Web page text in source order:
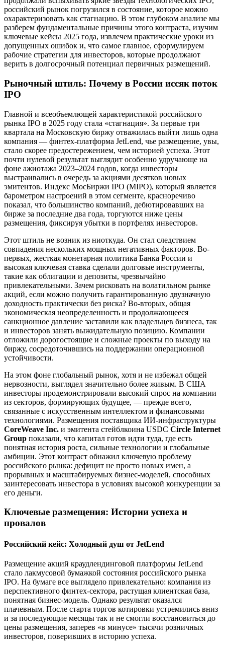
российский рынок погрузился в состояние, которое можно
охарактеризовать как стагнацию. В этом глубоком анализе мы
разберем фундаментальные причины этого контраста, изучим
ключевые кейсы 2025 года, извлечем практические уроки из
допущенных ошибок и, что самое главное, сформулируем
рабочие стратегии для инвесторов, которые продолжают
верить в долгосрочный потенциал первичных размещений.
Рыночный штиль: Почему в России иссяк поток
IPO
Главной и всеобъемлющей характеристикой российского
рынка IPO в 2025 году стала «стагнация». За первые три
квартала на Московскую биржу отважилась выйти лишь одна
компания — финтех-платформа JetLend, чье размещение, увы,
стало скорее предостережением, чем историей успеха. Этот
почти нулевой результат выглядит особенно удручающе на
фоне ажиотажа 2023–2024 годов, когда инвесторы
выстраивались в очередь за акциями десятков новых
эмитентов. Индекс МосБиржи IPO (MIPO), который является
барометром настроений в этом сегменте, красноречиво
показал, что большинство компаний, дебютировавших на
бирже за последние два года, торгуются ниже цены
размещения, фиксируя убытки в портфелях инвесторов.
Этот штиль не возник из ниоткуда. Он стал следствием
совпадения нескольких мощных негативных факторов. Во-
первых, жесткая монетарная политика Банка России и
высокая ключевая ставка сделали долговые инструменты,
такие как облигации и депозиты, чрезвычайно
привлекательными. Зачем рисковать на волатильном рынке
акций, если можно получить гарантированную двузначную
доходность практически без риска? Во-вторых, общая
экономическая неопределенность и продолжающееся
санкционное давление заставили как владельцев бизнеса, так
и инвесторов занять выжидательную позицию. Компании
отложили дорогостоящие и сложные проекты по выходу на
биржу, сосредоточившись на поддержании операционной
устойчивости.
На этом фоне глобальный рынок, хотя и не избежал общей
нервозности, выглядел значительно более живым. В США
инвесторы продемонстрировали высокий спрос на компании
из секторов, формирующих будущее, — прежде всего,
связанные с искусственным интеллектом и финансовыми
технологиями. Размещения поставщика ИИ-инфраструктуры
CoreWeave Inc. и эмитента стейблкоина USDC Circle Internet
Group показали, что капитал готов идти туда, где есть
понятная история роста, сильные технологии и глобальные
амбиции. Этот контраст обнажил ключевую проблему
российского рынка: дефицит не просто новых имен, а
прорывных и масштабируемых бизнес-моделей, способных
заинтересовать инвестора в условиях высокой конкуренции за
его деньги.
Ключевые размещения: Истории успеха и
провалов
Российский кейс: Холодный душ от JetLend
Размещение акций краудлендинговой платформы JetLend
стало лакмусовой бумажкой состояния российского рынка
IPO. На бумаге все выглядело привлекательно: компания из
перспективного финтех-сектора, растущая клиентская база,
понятная бизнес-модель. Однако результат оказался
плачевным. После старта торгов котировки устремились вниз
и за последующие месяцы так и не смогли восстановиться до
цены размещения, заперев «в минусе» тысячи розничных
инвесторов, поверивших в историю успеха.